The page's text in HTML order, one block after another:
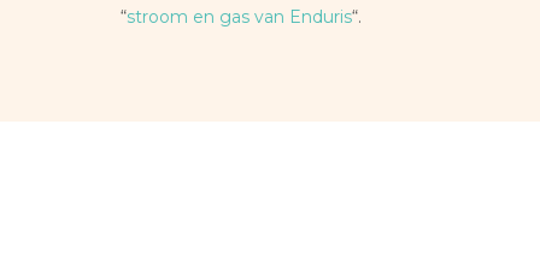
“stroom en gas van Enduris“.